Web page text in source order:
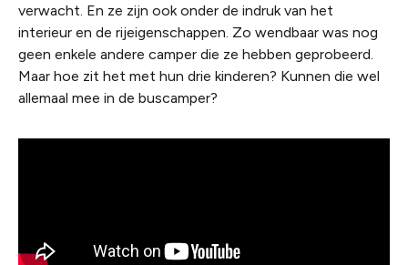
verwacht. En ze zijn ook onder de indruk van het
interieur en de rijeigenschappen. Zo wendbaar was nog
geen enkele andere camper die ze hebben geprobeerd.
Maar hoe zit het met hun drie kinderen? Kunnen die wel
allemaal mee in de buscamper?